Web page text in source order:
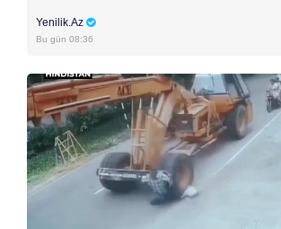
Yenilik.Az
Bu gün 08:36